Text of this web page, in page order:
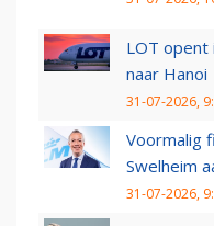
LOT opent
naar Hanoi
31-07-2026,
Voormalig
Swelheim
31-07-2026,